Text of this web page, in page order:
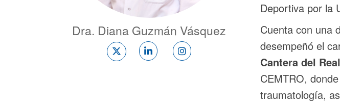
Dra. Diana Guzmán Vásquez
Deportiva por la
Cuenta con una
desempeñó el
Cantera del
CEMTRO,
traumatología,